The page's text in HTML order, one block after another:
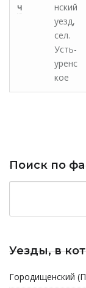
ч
нский
уезд,
сел.
Усть-
уренс
кое
Поиск по
Уезды, в
Городищенский